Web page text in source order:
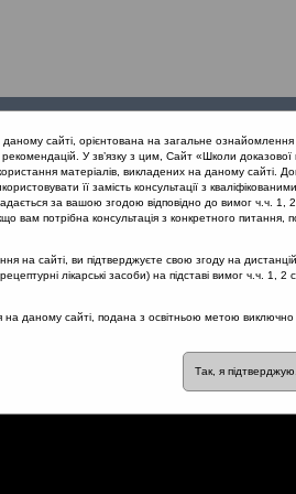
заходи
гострих тонзилітів з позицій
даному сайті, орієнтована на загальне
У зв’язку з цим, Сайт «Школи
матеріалів, викладених на даному сайті.
її замість консультації з
за вашою згодою відповідно до вимог ч.ч. 1,
потрібна консультація з конкретного питання,
на сайті, ви підтверджуєте свою згоду на
лікарські засоби) на підставі вимог ч.ч. 1,
на даному сайті, подана з освітньою метою
Так, я підтверджую.